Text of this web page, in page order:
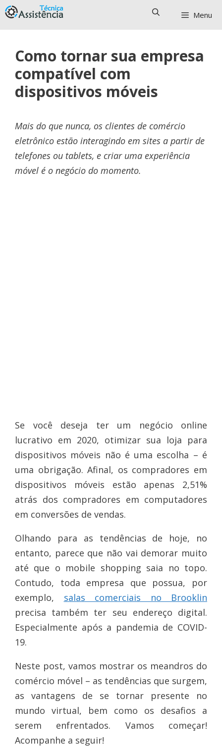
Pular
para
conteúdo
Menu
Como tornar sua empresa
compatível com
dispositivos móveis
Mais do que nunca, os clientes de comércio
eletrônico estão interagindo em sites a partir de
telefones ou tablets, e criar uma experiência
móvel é o negócio do momento.
Se você deseja ter um negócio online
lucrativo em 2020, otimizar sua loja para
dispositivos móveis não é uma escolha – é
uma obrigação. Afinal, os compradores em
dispositivos móveis estão apenas 2,51%
atrás dos compradores em computadores
em conversões de vendas.
Olhando para as tendências de hoje, no
entanto, parece que não vai demorar muito
até que o mobile shopping saia no topo.
Contudo, toda empresa que possua, por
exemplo, salas comerciais no Brooklin
precisa também ter seu endereço digital.
Especialmente após a pandemia de COVID-
19.
Neste post, vamos mostrar os meandros do
comércio móvel – as tendências que surgem,
as vantagens de se tornar presente no
mundo virtual, bem como os desafios a
serem enfrentados. Vamos começar!
Acompanhe a seguir!